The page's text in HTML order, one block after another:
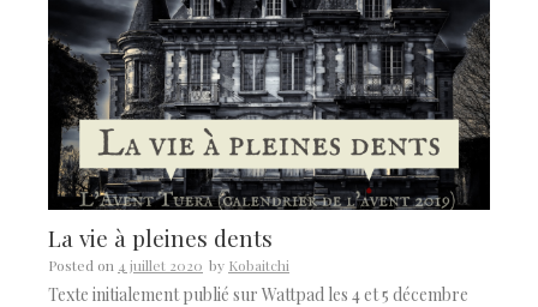
La vie à pleines dents
Posted on 4 juillet 2020 by Kobaitchi
Texte initialement publié sur Wattpad les 4 et 5 décembre